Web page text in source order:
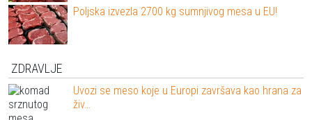
Poljska izvezla 2700 kg sumnjivog mesa u EU!
ZDRAVLJE
Uvozi se meso koje u Europi završava kao hrana za
živ…